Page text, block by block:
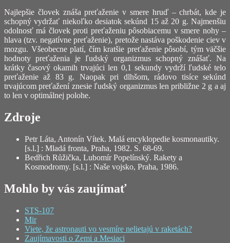
Najlepšie človek znáša preťaženie v smere hruď – chrbát, kde je
schopný vydržať niekoľko desiatok sekúnd 15 až 20 g. Najmenšiu
odolnosť má človek proti preťaženiu pôsobiacemu v smere nohy –
hlava (tzv. negatívne preťaženie), pretože nastáva poškodenie ciev v
mozgu. Všeobecne platí, čím kratšie preťaženie pôsobí, tým väčšie
hodnoty preťaženia je ľudský organizmus schopný znášať. Na
krátky časový okamih trvajúci len 0,1 sekundy vydrží ľudské telo
preťaženie až 83 g. Naopak pri dlhšom, rádovo tisíce sekúnd
trvajúcom preťažení znesie ľudský organizmus len približne 2 g a aj
to len v optimálnej polohe.
Zdroje
Petr Láta, Antonín Vítek. Malá encyklopedie kosmonautiky.
[s.l.] : Mladá fronta, Praha, 1982. S. 68-69.
Bedřich Růžička, Lubomír Popelínský. Rakety a
Kosmodromy. [s.l.] : Naše vojsko, Praha, 1986.
Mohlo by vás zaujímať
STS-107
Mir
Viete, že astronauti vo vesmíre nelietajú v raketách?
Zaujímavosti o Zemi a Mesiaci